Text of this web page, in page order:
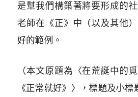
是幫我們構築著將要形成的
老師在《正》中（以及其他
好的範例。
（本文原題為〈在荒誕中的
《正常就好》〉，標題及小標